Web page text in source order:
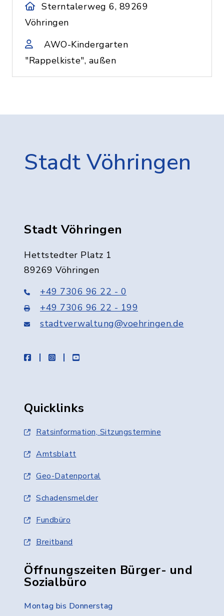
Sterntalerweg 6, 89269
Vöhringen
AWO-Kindergarten
"Rappelkiste", außen
Stadt Vöhringen
Stadt Vöhringen
Hettstedter Platz 1
89269 Vöhringen
+49 7306 96 22 - 0
+49 7306 96 22 - 199
stadtverwaltung@voehringen.de
facebookinstagramyoutube
Quicklinks
Ratsinformation, Sitzungstermine
Amtsblatt
Geo-Datenportal
Schadensmelder
Fundbüro
Breitband
Öffnungszeiten Bürger- und
Sozialbüro
Montag bis Donnerstag